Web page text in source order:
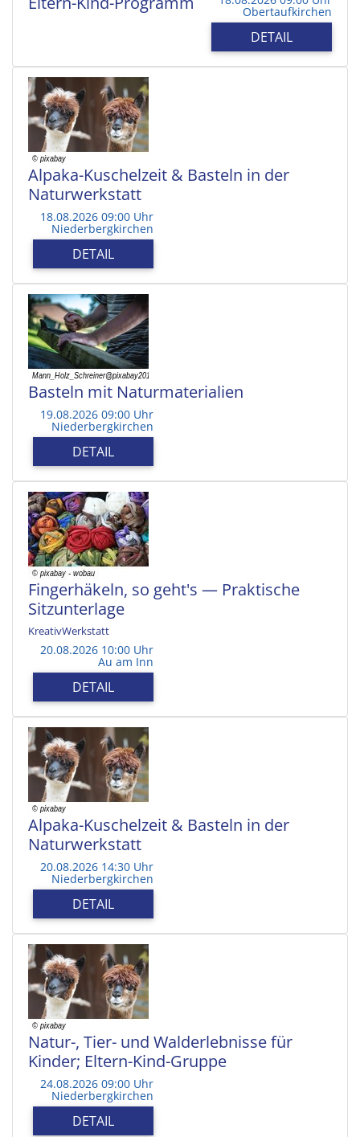
Obertaufkirchen
DETAIL
Alpaka-Kuschelzeit & Basteln in der
Naturwerkstatt
18.08.2026 09:00 Uhr
Niederbergkirchen
DETAIL
Basteln mit Naturmaterialien
19.08.2026 09:00 Uhr
Niederbergkirchen
DETAIL
Fingerhäkeln, so geht's — Praktische
Sitzunterlage
KreativWerkstatt
20.08.2026 10:00 Uhr
Au am Inn
DETAIL
Alpaka-Kuschelzeit & Basteln in der
Naturwerkstatt
20.08.2026 14:30 Uhr
Niederbergkirchen
DETAIL
Natur-, Tier- und Walderlebnisse für
Kinder; Eltern-Kind-Gruppe
24.08.2026 09:00 Uhr
Niederbergkirchen
DETAIL